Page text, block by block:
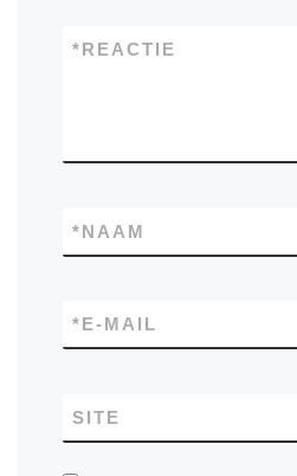
REACTIE
*
NAAM
*
E-MAIL
*
SITE